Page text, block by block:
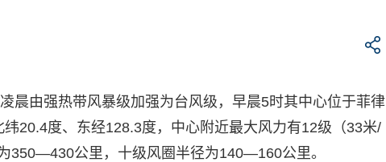
晨由强热带风暴级加强为台风级，早晨5时其中心位于菲律
20.4度、东经128.3度，中心附近最大风力有12级（33米/
350—430公里，十级风圈半径为140—160公里。